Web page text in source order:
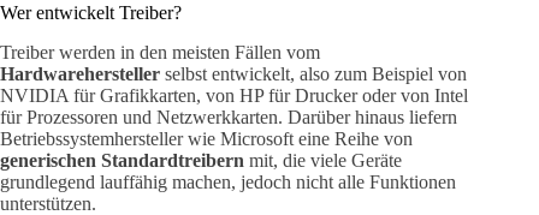
Wer entwickelt Treiber?
Treiber werden in den meisten Fällen vom
Hardwarehersteller selbst entwickelt, also zum Beispiel von
NVIDIA für Grafikkarten, von HP für Drucker oder von Intel
für Prozessoren und Netzwerkkarten. Darüber hinaus liefern
Betriebssystemhersteller wie Microsoft eine Reihe von
generischen Standardtreibern mit, die viele Geräte
grundlegend lauffähig machen, jedoch nicht alle Funktionen
unterstützen.